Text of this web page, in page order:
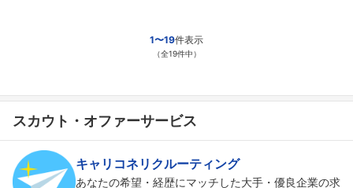
1〜19件表示
（全19件中）
スカウト・オファーサービス
キャリコネリクルーティング
あなたの希望・経歴にマッチした大手・優良企業の求